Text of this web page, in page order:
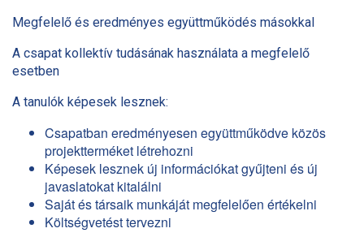
Megfelelő és eredményes együttműködés másokkal
A csapat kollektív tudásának használata a megfelelő
esetben
A tanulók képesek lesznek:
Csapatban eredményesen együttműködve közös
projektterméket létrehozni
Képesek lesznek új információkat gyűjteni és új
javaslatokat kitalálni
Saját és társaik munkáját megfelelően értékelni
Költségvetést tervezni